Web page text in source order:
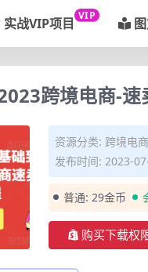
实战VIP项目 VIP
跨境电商-
资源分类: 跨境电商
发布时间: 2023-
普通: 29金币
购买下载权